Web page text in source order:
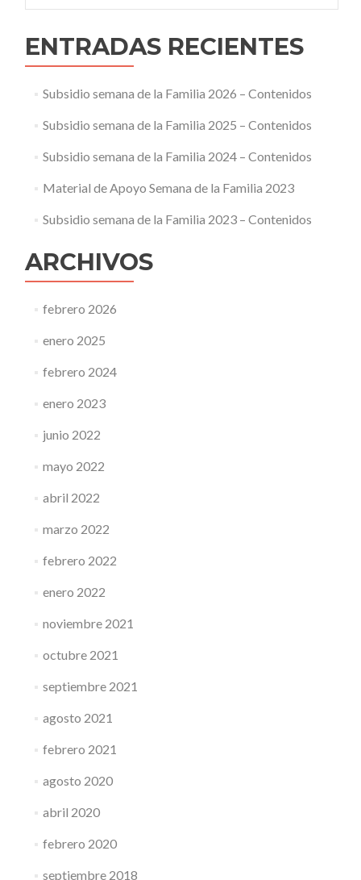
ENTRADAS RECIENTES
Subsidio semana de la Familia 2026 – Contenidos
Subsidio semana de la Familia 2025 – Contenidos
Subsidio semana de la Familia 2024 – Contenidos
Material de Apoyo Semana de la Familia 2023
Subsidio semana de la Familia 2023 – Contenidos
ARCHIVOS
febrero 2026
enero 2025
febrero 2024
enero 2023
junio 2022
mayo 2022
abril 2022
marzo 2022
febrero 2022
enero 2022
noviembre 2021
octubre 2021
septiembre 2021
agosto 2021
febrero 2021
agosto 2020
abril 2020
febrero 2020
septiembre 2018